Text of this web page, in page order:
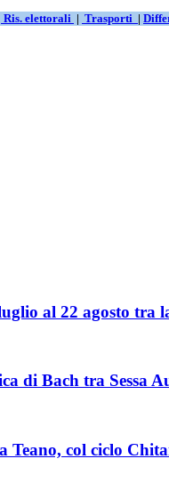
Ris. elettorali | Trasporti |
al 22 agosto tra
di Bach tra Sessa
col ciclo